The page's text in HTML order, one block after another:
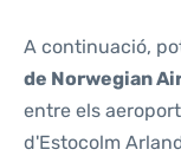
A continuació,
de Norwegian
entre els
d'Estocolm